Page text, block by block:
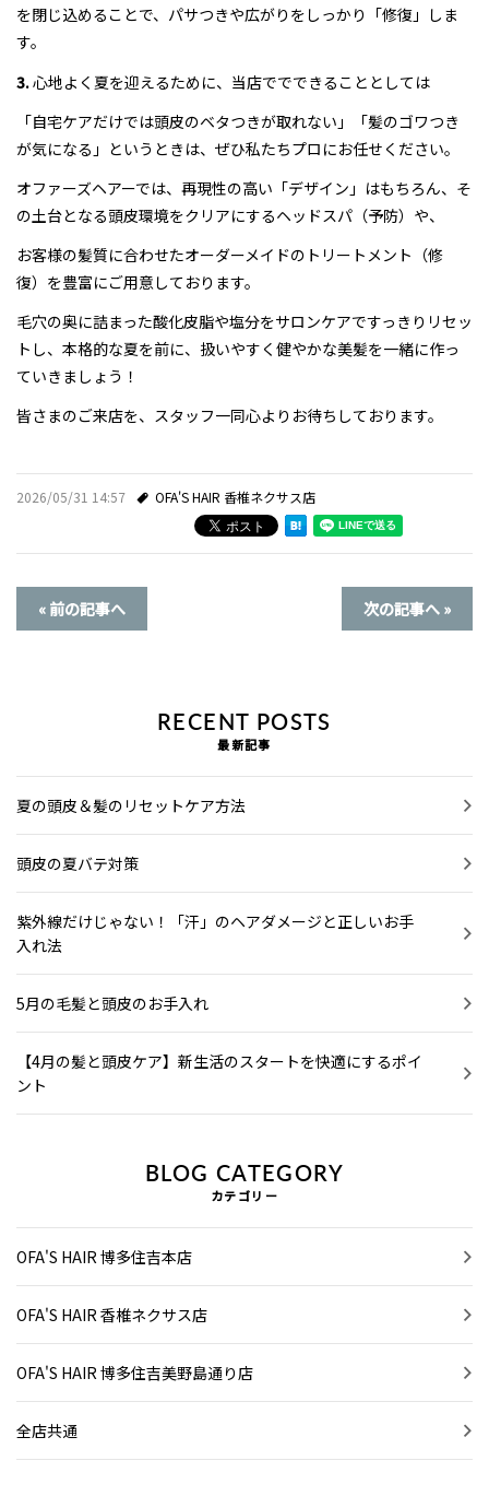
を閉じ込めることで、パサつきや広がりをしっかり「修復」しま
す。
3.心地よく夏を迎えるために、当店ででできることとしては
「自宅ケアだけでは頭皮のベタつきが取れない」「髪のゴワつき
が気になる」というときは、ぜひ私たちプロにお任せください。
オファーズヘアーでは、再現性の高い「デザイン」はもちろん、そ
の土台となる頭皮環境をクリアにするヘッドスパ（予防）や、
お客様の髪質に合わせたオーダーメイドのトリートメント（修
復）を豊富にご用意しております。
毛穴の奥に詰まった酸化皮脂や塩分をサロンケアですっきりリセッ
トし、本格的な夏を前に、扱いやすく健やかな美髪を一緒に作っ
ていきましょう！
皆さまのご来店を、スタッフ一同心よりお待ちしております。
2026/05/31 14:57 OFA'S HAIR 香椎ネクサス店
« 前の記事へ 次の記事へ »
RECENT POSTS
最新記事
夏の頭皮＆髪のリセットケア方法
頭皮の夏バテ対策
紫外線だけじゃない！「汗」のヘアダメージと正しいお手
入れ法
5月の毛髪と頭皮のお手入れ
【4月の髪と頭皮ケア】新生活のスタートを快適にするポイ
ント
BLOG CATEGORY
カテゴリー
OFA'S HAIR 博多住吉本店
OFA'S HAIR 香椎ネクサス店
OFA'S HAIR 博多住吉美野島通り店
全店共通